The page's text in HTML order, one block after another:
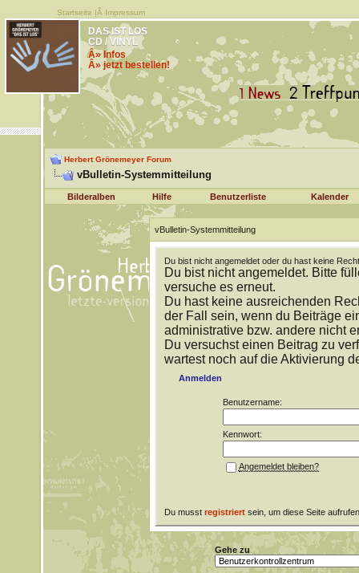
Startseite |Â Impressum
DAS IST LOS
CD / VINYL
Â» Infos
Â» jetzt bestellen!
Herbert Grönemeyer Forum
vBulletin-Systemmitteilung
Bilderalben Hilfe Benutzerliste Kalender
vBulletin-Systemmitteilung
Du bist nicht angemeldet oder du hast keine
Du bist nicht angemeldet. Bitte
versuche es erneut.
Du hast keine ausreichenden
der Fall sein, wenn du Beiträge
administrative bzw. andere nicht
Du versuchst einen Beitrag zu
wartest noch auf die Aktivierung
Anmelden
Benutzername:
Kennwort:
Angemeldet bleiben?
Du musst registriertsein, um diese Seite
Gehe zu